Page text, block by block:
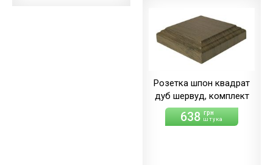
Розетка шпон квадрат
дуб шервуд, комплект
638 грн
штука